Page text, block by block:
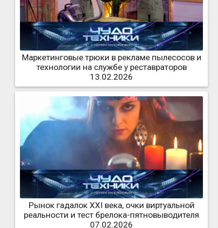
Маркетинговые трюки в рекламе пылесосов и
технологии на службе у реставраторов
13.02.2026
Рынок гадалок XXI века, очки виртуальной
реальности и тест брелока-пятновыводителя
07.02.2026